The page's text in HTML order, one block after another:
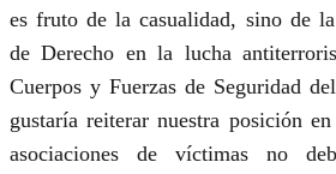
es fruto de la casualidad, sino de
de Derecho en la lucha
Cuerpos y Fuerzas de Seguridad
gustaría reiterar nuestra posición
asociaciones de víctimas no